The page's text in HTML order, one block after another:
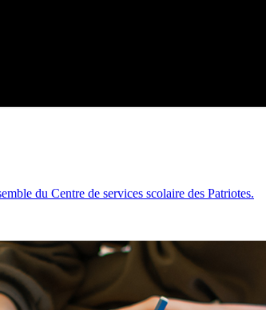
du Centre de services scolaire des Patriotes.